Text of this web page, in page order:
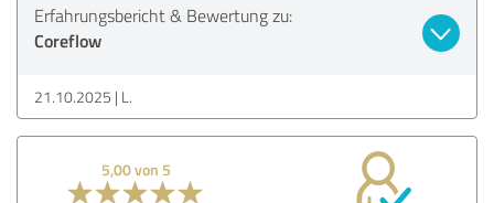
Erfahrungsbericht & Bewertung zu:
Coreflow
21.10.2025 L.
5,00 von 5